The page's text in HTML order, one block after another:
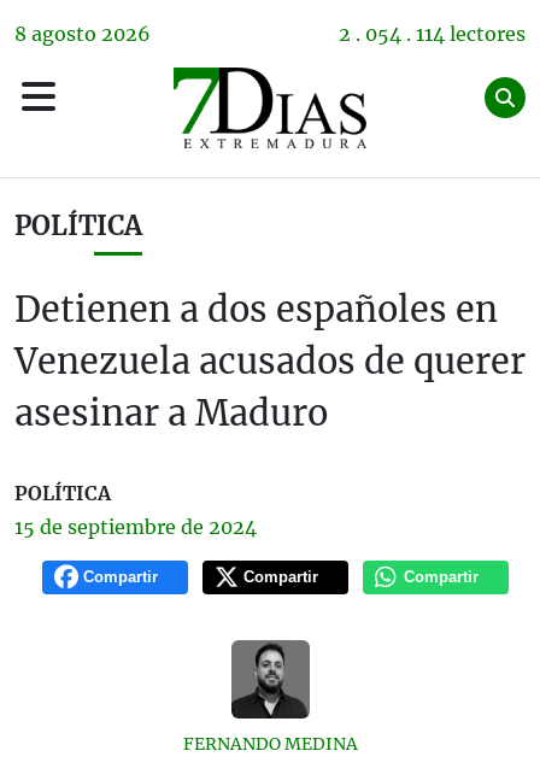
8 agosto 2026 2 . 054 . 114 lectores
POLÍTICA
Detienen a dos españoles en
Venezuela acusados de querer
asesinar a Maduro
POLÍTICA
15 de septiembre de 2024
Compartir Compartir Compartir
FERNANDO MEDINA